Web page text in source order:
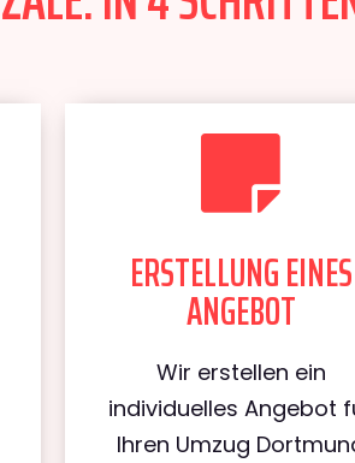
ERSTELLUNG EINES
ANGEBOT
Wir erstellen ein
individuelles Angebot
Ihren Umzug